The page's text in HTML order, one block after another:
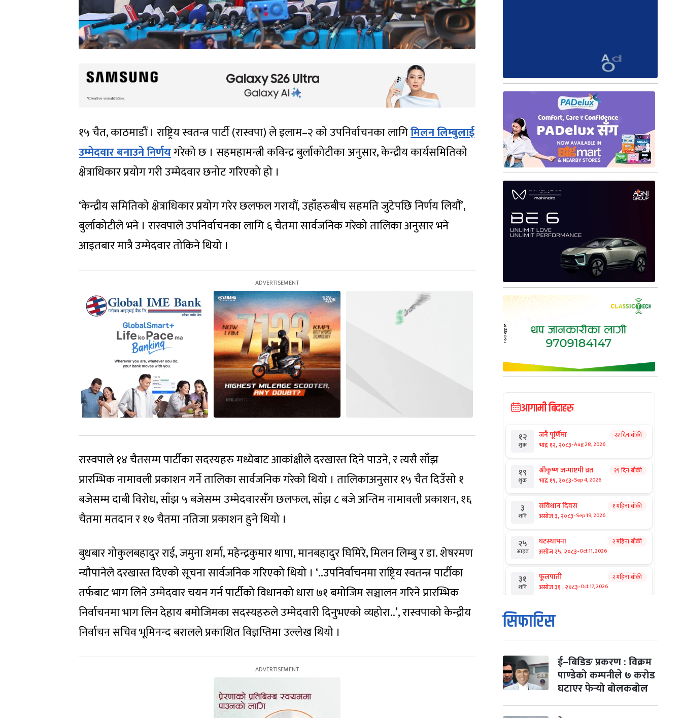
१५ चैत, काठमाडौं । राष्ट्रिय स्वतन्त्र पार्टी (रास्वपा) ले इलाम–२ को उपनिर्वाचनका लागिमिलन लिम्बुलाई
उम्मेदवार बनाउने निर्णयगरेको छ । सहमहामन्त्री कविन्द्र बुर्लाकोटीका अनुसार, केन्द्रीय कार्यसमितिको
क्षेत्राधिकार प्रयोग गरी उम्मेदवार छनोट गरिएको हो ।
‘केन्द्रीय समितिको क्षेत्राधिकार प्रयोग गरेर छलफल गरायौं, उहाँहरुबीच सहमति जुटेपछि निर्णय लियौं’,
बुर्लाकोटीले भने । रास्वपाले उपनिर्वाचनका लागि ६ चैतमा सार्वजनिक गरेको तालिका अनुसार भने
आइतबार मात्रै उम्मेदवार तोकिने थियो ।
रास्वपाले १४ चैतसम्म पार्टीका सदस्यहरु मध्येबाट आकांक्षीले दरखास्त दिने पाउने, र त्यसै साँझ
प्रारम्भिक नामावली प्रकाशन गर्ने तालिका सार्वजनिक गरेको थियो । तालिकाअनुसार १५ चैत दिउँसो १
बजेसम्म दाबी विरोध, साँझ ५ बजेसम्म उम्मेदवारसँग छलफल, साँझ ८ बजे अन्तिम नामावली प्रकाशन, १६
चैतमा मतदान र १७ चैतमा नतिजा प्रकाशन हुने थियो ।
बुधबार गोकुलबहादुर राई, जमुना शर्मा, महेन्द्रकुमार थापा, मानबहादुर घिमिरे, मिलन लिम्बु र डा. शेषरमण
न्यौपानेले दरखास्त दिएको सूचना सार्वजनिक गरिएको थियो । ‘..उपनिर्वाचनमा राष्ट्रिय स्वतन्त्र पार्टीका
तर्फबाट भाग लिने उम्मेदवार चयन गर्न पार्टीको विधानको धारा ७१ बमोजिम सञ्चालन गरिने प्रारम्भिक
निर्वाचनमा भाग लिन देहाय बमोजिमका सदस्यहरुले उम्मेदवारी दिनुभएको व्यहोरा..’, रास्वपाको केन्द्रीय
निर्वाचन सचिव भूमिनन्द बरालले प्रकाशित विज्ञप्तिमा उल्लेख थियो ।
आगामी बिदाहरु
१२
शुक्र
जनै पूर्णिमा
भाद्र १२, २०८३-Aug 28, 2026
२२ दिन बाँकी
१९
शुक्र
श्रीकृष्ण जन्माष्टमी व्रत
भाद्र १९, २०८३-Sep 4, 2026
२९ दिन बाँकी
३
शनि
संविधान दिवस
असोज ३, २०८३-Sep 19, 2026
१ महिना बाँकी
२५
आइत
घटस्थापना
असोज २५, २०८३-Oct 11, 2026
२ महिना बाँकी
३१
शनि
फूलपाती
असोज ३१ , २०८३-Oct 17, 2026
२ महिना बाँकी
१
आइत
कार्तिक सङ्क्रान्ति
कार्तिक १, २०८३
मंगल कार्तिक ३, २०८३-Oct 20, 2026
४ विजयादशमी
कार्तिक ४, २०८३-Oct 21, 2026
२ महिना बाँकी
सिफारिस
ई–बिडिङ प्रकरण : विक्रम
पाण्डेको कम्पनीले ७ करोड
घटाएर फेर्‍यो बोलकबोल